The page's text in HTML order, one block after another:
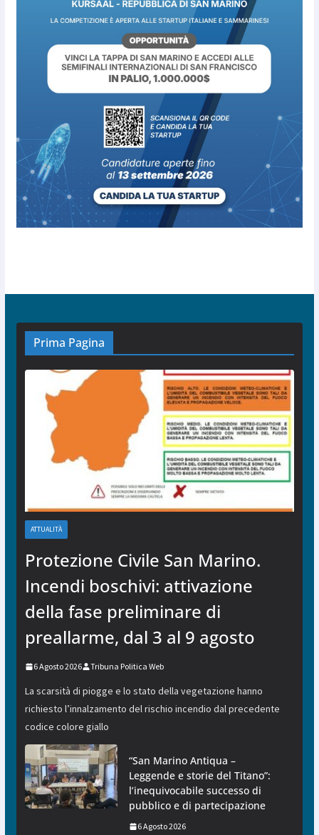
Prima Pagina
ATTUALITÀ
Protezione Civile San Marino.
Incendi boschivi: attivazione
della fase preliminare di
preallarme, dal 3 al 9 agosto
6 Agosto 2026 Tribuna Politica Web
La scarsità di piogge e lo stato della vegetazione hanno
richiesto l’innalzamento del rischio incendio dal precedente
codice colore giallo
“San Marino Antiqua –
Leggende e storie del Titano”:
l’inequivocabile successo di
pubblico e di partecipazione
6 Agosto 2026